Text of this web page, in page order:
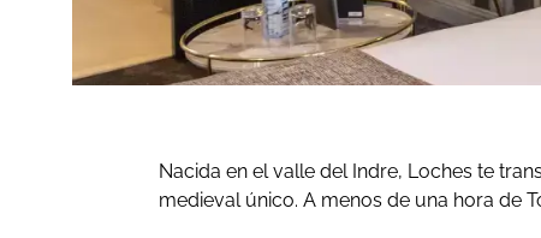
Nacida en el valle del Indre, Loches te
medieval único. A menos de una hora de